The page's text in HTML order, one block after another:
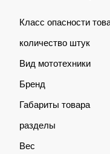
Класс опасности
количество штук
Вид мототехники
Бренд
Габариты товара
разделы
Вес